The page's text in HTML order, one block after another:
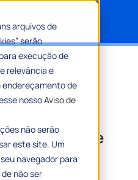
arquivos de
serão
execução de
relevância e
endereçamento de
nossoAviso de
não serão
este site. Um
navegador para
não ser
Caruaru: mais de 500
ágil de solicitações
500
o cidadão e